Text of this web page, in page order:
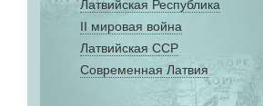
Латвийская Республика
II мировая война
Латвийская ССР
Современная Латвия